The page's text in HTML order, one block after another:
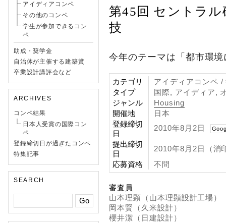
アイディアコンペ
その他のコンペ
学生が参加できるコン
ペ
助成・奨学金
自治体が主催する建築賞
卒業設計講評会など
ARCHIVES
コンペ結果
日本人受賞の国際コン
ペ
登録締切日が過ぎたコンペ
特集記事
SEARCH
第45回 セントラ
技
今年のテーマは「都市環
カテゴリ
アイディアコンペ
タイプ
国際, アイディア,
ジャンル
Housing
開催地
日本
登録締切
日
2010年8月2日
提出締切
日
2010年8月2日（消
応募資格
不問
審査員
山本理顕（山本理顕設計工場）
岡本賢（久米設計）
櫻井潔（日建設計）